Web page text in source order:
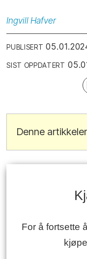
Ingvill Hafver
PUBLISERT
SIST OPPDATERT
Denne
For å fortsette